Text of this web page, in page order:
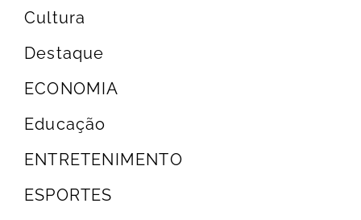
Cultura
Destaque
ECONOMIA
Educação
ENTRETENIMENTO
ESPORTES